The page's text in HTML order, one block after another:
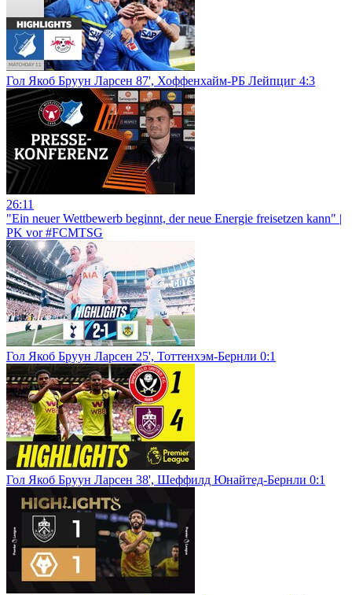
Гол Якоб Бруун Ларсен 87', Хоффенхайм-РБ Лейпциг 4:3
26:11
"Ein neuer Wettbewerb beginnt, der neue Energie freisetzen kann" |
PK vor #FCMTSG
Гол Якоб Бруун Ларсен 25', Тоттенхэм-Бернли 0:1
Гол Якоб Бруун Ларсен 38', Шеффилд Юнайтед-Бернли 0:1